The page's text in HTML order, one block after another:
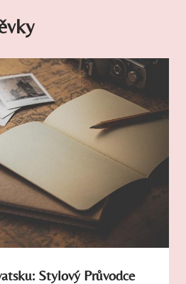
Stylový Průvodce